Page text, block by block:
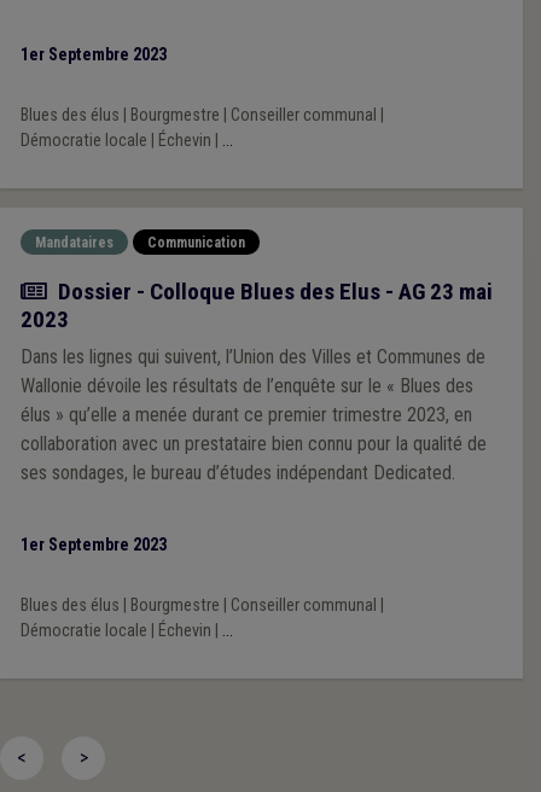
1er Septembre 2023
Blues des élus Bourgmestre Conseiller communal
Démocratie locale
Échevin ...
Mandataires Communication
Article
Dossier - Colloque Blues des Elus - AG 23 mai
2023
Dans les lignes qui suivent, l’Union des Villes et Communes de
Wallonie dévoile les résultats de l’enquête sur le « Blues des
élus » qu’elle a menée durant ce premier trimestre 2023, en
collaboration avec un prestataire bien connu pour la qualité de
ses sondages, le bureau d’études indépendant Dedicated.
1er Septembre 2023
Blues des élus Bourgmestre Conseiller communal
Démocratie locale
Échevin ...
< >